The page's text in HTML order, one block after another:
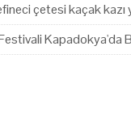
çetesi kaçak kazı
Kapadokya'da